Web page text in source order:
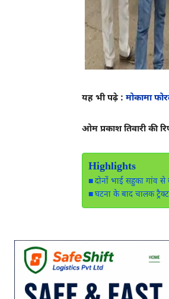
यह भी पढ़े : मोकामा
ओम प्रकाश तिवारी की
Highlights
दोनों भाई सहुका गांव
घटना के बाद चालक